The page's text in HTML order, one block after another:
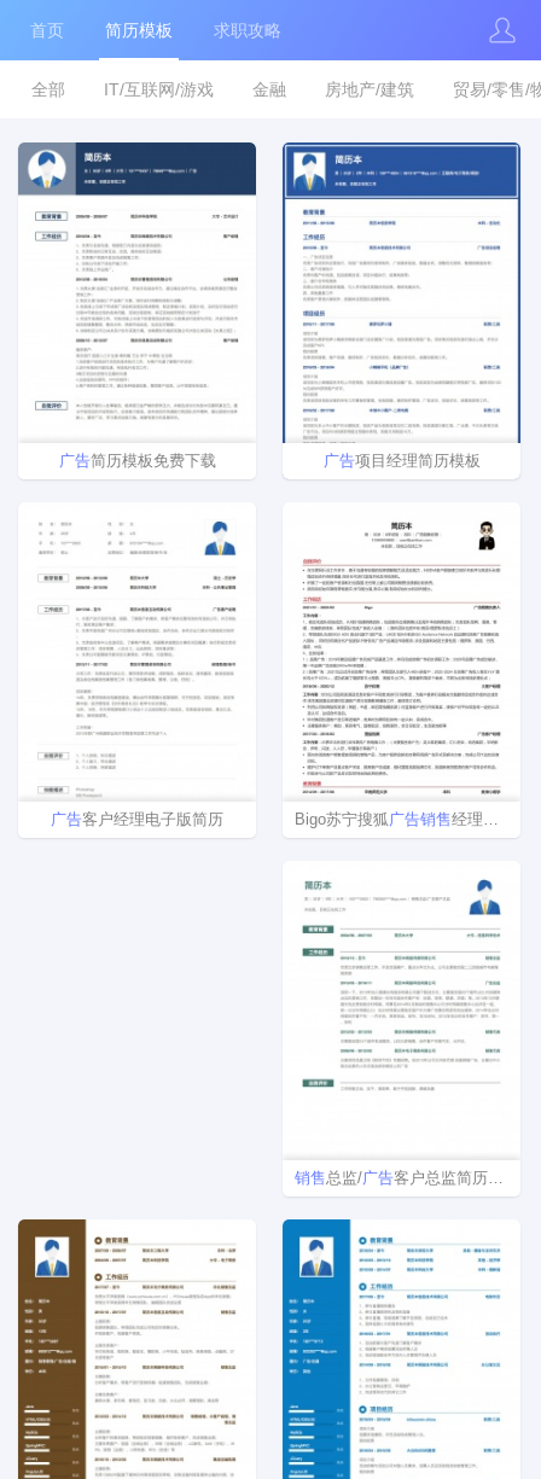
首页 简历模板 求职攻略
全部 IT/互联网/游戏 金融 房地产/建筑 贸易/零售/
广告简历模板免费下载 广告项目经理简历模板
广告客户经理电子版简历 Bigo苏宁搜狐 广告销售经理简历模版
销售总监/广告客户总监简历模板